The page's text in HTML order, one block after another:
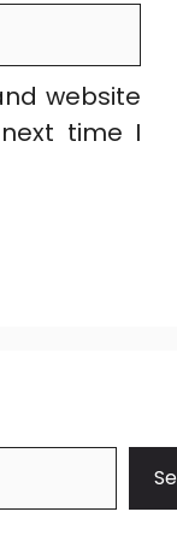
website
time I